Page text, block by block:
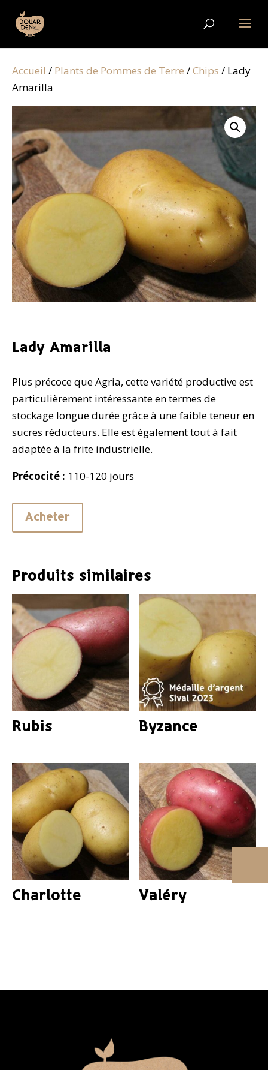
Accueil / Plants de Pommes de Terre /Chips / Lady
Amarilla
Lady Amarilla
Plus précoce que Agria, cette variété productive est
particulièrement intéressante en termes de
stockage longue durée grâce à une faible teneur en
sucres réducteurs. Elle est également tout à fait
adaptée à la frite industrielle.
Précocité : 110-120 jours
Acheter
Produits similaires
Rubis Byzance
Charlotte Valéry